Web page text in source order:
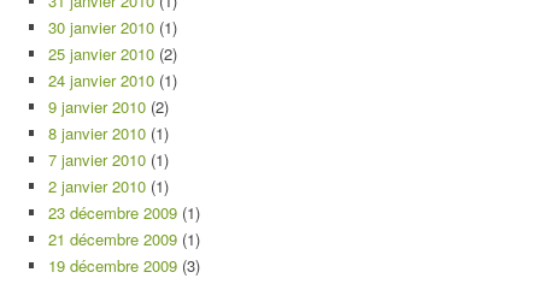
30 janvier 2010 (1)
25 janvier 2010 (2)
24 janvier 2010 (1)
9 janvier 2010 (2)
8 janvier 2010 (1)
7 janvier 2010 (1)
2 janvier 2010 (1)
23 décembre 2009 (1)
21 décembre 2009 (1)
19 décembre 2009 (3)